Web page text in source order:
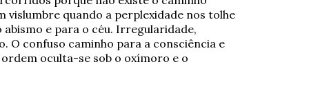
vislumbre quando a perplexidade nos tolhe
e para o céu. Irregularidade,
O confuso caminho para a consciência e
oculta-se sob o oxímoro e o